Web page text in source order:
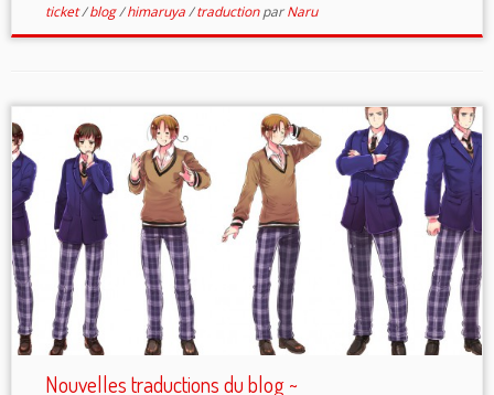
ticket/blog/himaruya/traductionparNaru
Nouvelles traductions du blog ~